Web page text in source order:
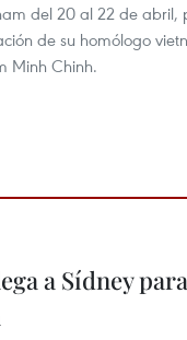
del 20 al 22 de abril,
de su homólogo
Minh Chinh.
a Sídney